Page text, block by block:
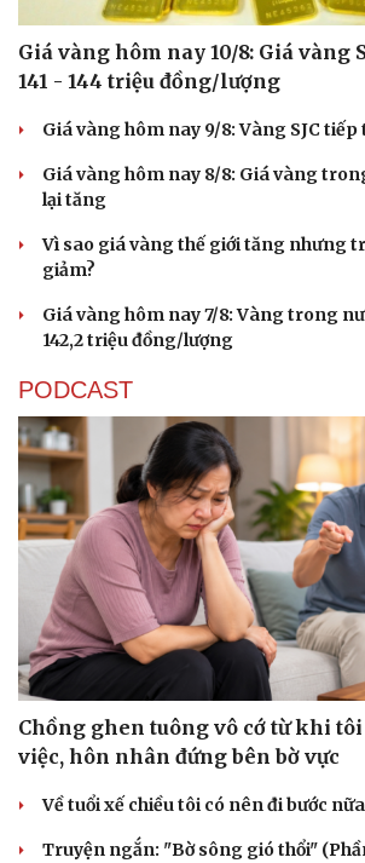
Cải chính
Giá vàng hôm nay 10/8: Giá vàng
141 - 144 triệu đồng/lượng
Giá vàng hôm nay 9/8: Vàng SJC
Giá vàng hôm nay 8/8: Giá vàng
lại tăng
Vì sao giá vàng thế giới tăng nhưng
giảm?
Giá vàng hôm nay 7/8: Vàng trong
142,2 triệu đồng/lượng
PODCAST
Chồng ghen tuông vô cớ từ khi
việc, hôn nhân đứng bên bờ vực
Về tuổi xế chiều tôi có nên đi bước
Truyện ngắn: "Bờ sông gió thổi"